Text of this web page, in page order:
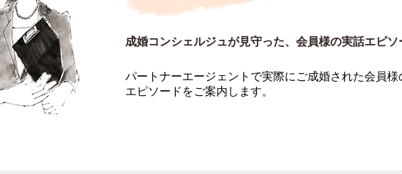
成婚コンシェルジュが見守った、会員様の実話エピソ
パートナーエージェントで実際にご成婚された会員
エピソードをご案内します。